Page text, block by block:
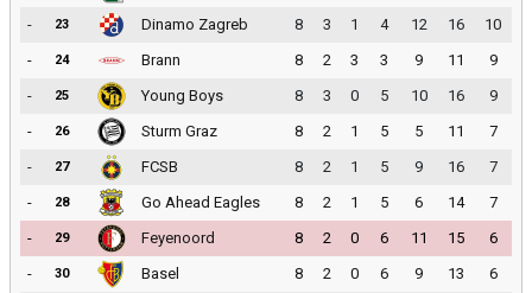
-
23 Dinamo Zagreb 8 3 1 4 12 16
10
-
24 Brann 8 2 3 3 9 11
9
-
25 Young Boys 8 3 0 5 10 16
9
-
26 Sturm Graz 8 2 1 5 5 11
7
-
27 FCSB 8 2 1 5 9 16
7
-
28 Go Ahead Eagles 8 2 1 5 6 14
7
-
29 Feyenoord 8 2 0 6 11 15
6
-
30 Basel 8 2 0 6 9 13
6